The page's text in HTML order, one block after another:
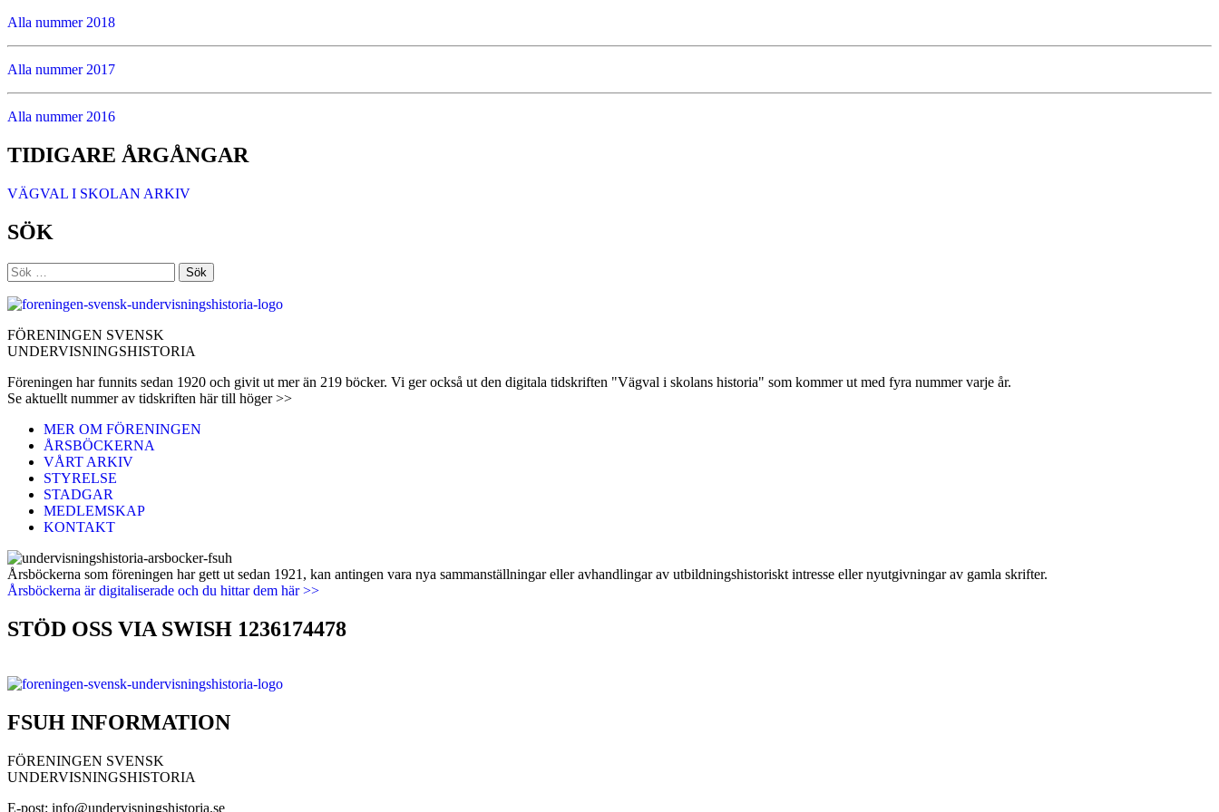
Alla nummer 2018
Alla nummer 2017
Alla nummer 2016
TIDIGARE ÅRGÅNGAR
VÄGVAL I SKOLAN ARKIV
SÖK
Sök
efter:
FÖRENINGEN SVENSK
UNDERVISNINGSHISTORIA
Föreningen har funnits sedan 1920 och givit ut mer än 219 böcker. Vi ger också ut den digitala tidskriften "Vägval i skolans historia" som kommer ut med fyra nummer varje år.
Se aktuellt nummer av tidskriften här till höger >>
MER OM FÖRENINGEN
ÅRSBÖCKERNA
VÅRT ARKIV
STYRELSE
STADGAR
MEDLEMSKAP
KONTAKT
Årsböckerna som föreningen har gett ut sedan 1921, kan antingen vara nya sammanställningar eller avhandlingar av utbildningshistoriskt intresse eller nyutgivningar av gamla skrifter.
Årsböckerna är digitaliserade och du hittar dem här >>
STÖD OSS VIA SWISH 1236174478
FSUH INFORMATION
FÖRENINGEN SVENSK
UNDERVISNINGSHISTORIA
E-post: info@undervisningshistoria.se